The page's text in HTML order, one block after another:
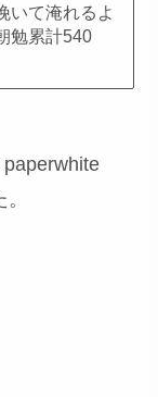
いて淹れるよ
勉累計540